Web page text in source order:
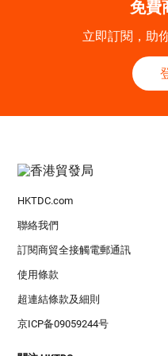
免費
立即訂閱，助
HKTDC.com
聯絡我們
訂閱商貿全接觸電郵通訊
使用條款
超連結條款及細則
京ICP备09059244号